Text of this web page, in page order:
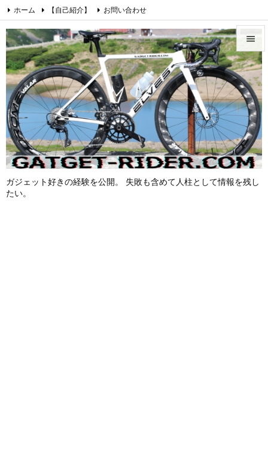
ガジェット好きの経験を公開。 失敗も含めて人柱として情報を残し
たい。


メニュ

サイド

前へ

次へ

ホーム 【自己紹介】 お問い合わせ
プライバシーポリシー・免責事項 愛車紹介【ロードバイク】
Cookie Policy Instagram RSS Feedly